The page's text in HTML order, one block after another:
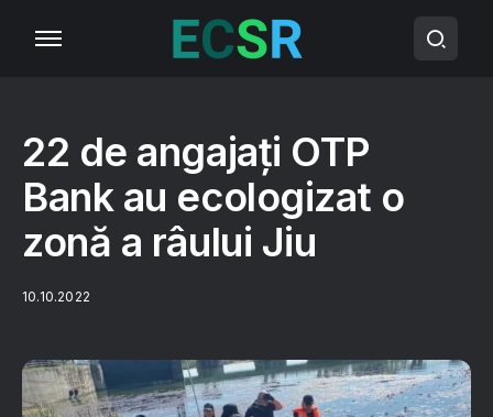
22 de angajați OTP
Bank au ecologizat o
zonă a râului Jiu
10.10.2022